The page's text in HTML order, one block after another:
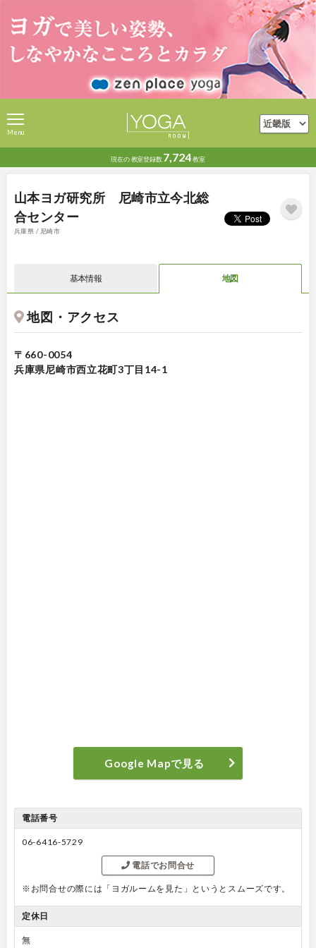
現在の教室登録数 7,724教室
Menu
山本ヨガ研究所 尼崎市立今北総
合センター
兵庫県 / 尼崎市
基本情報 地図
地図・アクセス
〒660-0054
兵庫県尼崎市西立花町3丁目14-1
Google Mapで見る
電話番号
06-6416-5729
電話でお問合せ
※お問合せの際には「ヨガルームを見た」というとスムーズです。
定休日
無